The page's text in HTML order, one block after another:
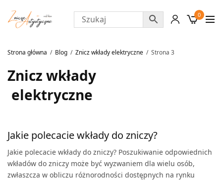
0
Strona główna Blog Znicz wkłady elektryczne Strona 3
Znicz wkłady
elektryczne
Jakie polecacie wkłady do zniczy?
Jakie polecacie wkłady do zniczy? Poszukiwanie odpowiednich
wkładów do zniczy może być wyzwaniem dla wielu osób,
zwłaszcza w obliczu różnorodności dostępnych na rynku